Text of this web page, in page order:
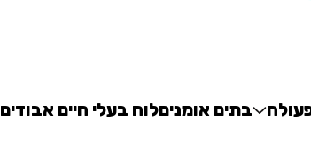
בתים אומניםלוח בעלי חיים אבודים